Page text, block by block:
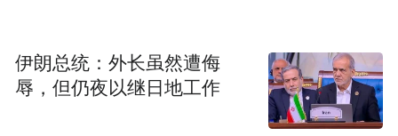
伊朗总统：外长虽然遭侮
辱，但仍夜以继日地工作